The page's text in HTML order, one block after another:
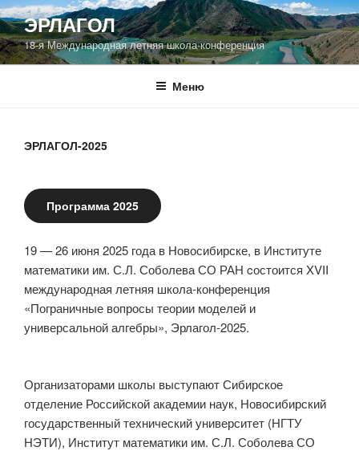
Перейти
к
содержимому
ЭРЛАГОЛ
18-я Международная летняя школа-конференция
Меню
ЭРЛАГОЛ-2025
Программа 2025
19 — 26 июня 2025 года в Новосибирске, в Институте
математики им. С.Л. Соболева СО РАН cостоится XVII
международная летняя школа-конференция
«Пограничные вопросы теории моделей и
универсальной алгебры», Эрлагол-2025.
Организаторами школы выступают Сибирское
отделение Российской академии наук, Новосибирский
государственный технический университет (НГТУ
НЭТИ), Институт математики им. С.Л. Соболева СО